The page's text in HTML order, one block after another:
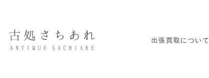
出張買取について